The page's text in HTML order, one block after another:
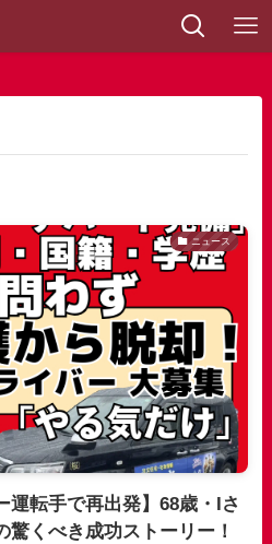
ニュース
運転手で再出発】68歳・Iさ
くべき成功ストーリー！